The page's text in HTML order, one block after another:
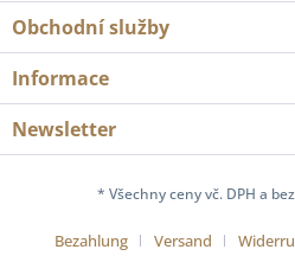
Obchodní služby
Informace
Newsletter
* Všechny ceny vč. DPH a bez
Bezahlung Versand